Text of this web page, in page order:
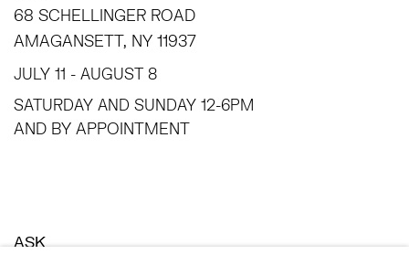
68 SCHELLINGER ROAD
AMAGANSETT, NY 11937
JULY 11 - AUGUST 8
SATURDAY AND SUNDAY 12-6PM
AND BY APPOINTMENT
ASK